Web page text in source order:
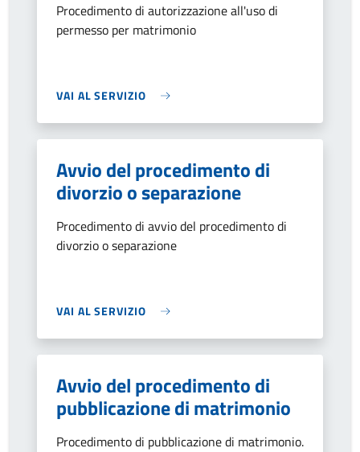
Procedimento di autorizzazione all'uso di
permesso per matrimonio
VAI AL SERVIZIO
Avvio del procedimento di
divorzio o separazione
Procedimento di avvio del procedimento di
divorzio o separazione
VAI AL SERVIZIO
Avvio del procedimento di
pubblicazione di matrimonio
Procedimento di pubblicazione di matrimonio.